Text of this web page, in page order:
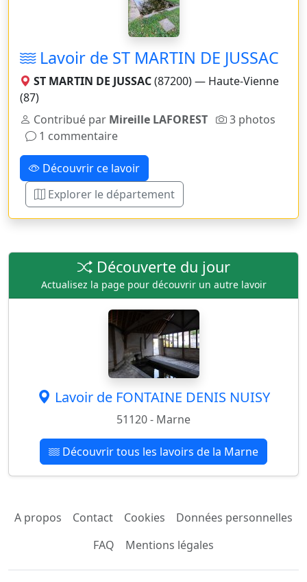
Lavoir de ST MARTIN DE JUSSAC
ST MARTIN DE JUSSAC(87200) — Haute-Vienne
(87)
Contribué par Mireille LAFOREST
3 photos
1 commentaire
Découvrir ce lavoir
Explorer le département
Découverte du jour
Actualisez la page pour découvrir un autre lavoir
Lavoir de FONTAINE DENIS NUISY
51120 - Marne
Découvrir tous les lavoirs de la Marne
A propos Contact Cookies
Données personnelles
FAQ
Mentions légales